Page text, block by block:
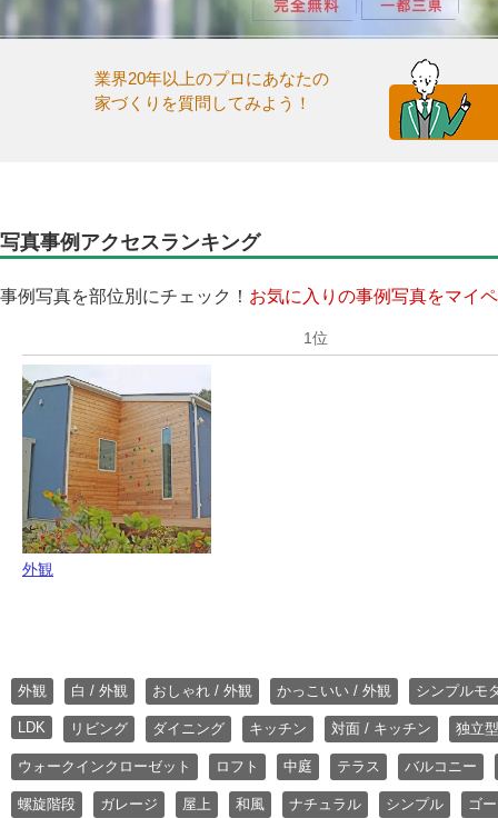
業界20年以上のプロにあなたの
家づくりを質問してみよう！
写真事例アクセスランキング
事例写真を部位別にチェック！ お気に入りの事例写真をマイ
外観
外観 白 / 外観 おしゃれ / 外観 かっこいい / 外観 シンプルモ
LDK リビング ダイニング キッチン 対面 / キッチン 独立
ウォークインクローゼット ロフト 中庭 テラス バルコニー
螺旋階段 ガレージ 屋上 和風 ナチュラル シンプル ゴ